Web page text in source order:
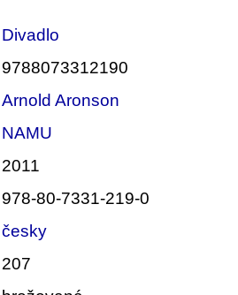
Divadlo
9788073312190
Arnold Aronson
NAMU
2011
978-80-7331-219-0
česky
207